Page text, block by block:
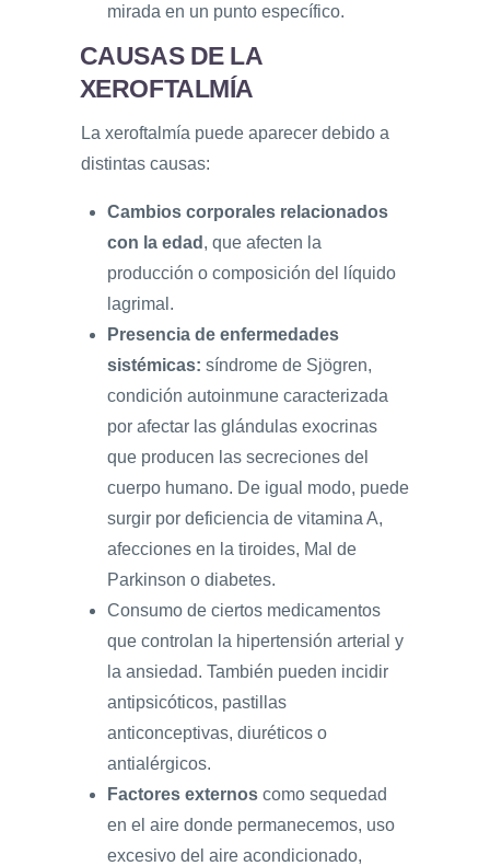
mirada en un punto específico.
CAUSAS DE LA
XEROFTALMÍA
La xeroftalmía puede aparecer debido a
distintas causas:
Cambios corporales relacionados
con la edad , que afecten la
producción o composición del líquido
lagrimal.
Presencia de enfermedades
sistémicas: síndrome de Sjögren,
condición autoinmune caracterizada
por afectar las glándulas exocrinas
que producen las secreciones del
cuerpo humano. De igual modo, puede
surgir por deficiencia de vitamina A,
afecciones en la tiroides, Mal de
Parkinson o diabetes.
Consumo de ciertos medicamentos
que controlan la hipertensión arterial y
la ansiedad. También pueden incidir
antipsicóticos, pastillas
anticonceptivas, diuréticos o
antialérgicos.
Factores externos como sequedad
en el aire donde permanecemos, uso
excesivo del aire acondicionado,